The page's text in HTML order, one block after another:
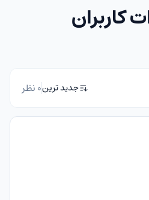
کاربران
جدید ترین0 نظر